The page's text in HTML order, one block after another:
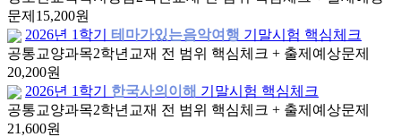
문제 15,200원
2026년 1학기
테마가있는음악여행 기말시험 핵심체크
공통교양과목2학년 교재 전 범위 핵심체크 + 출제예상문제
20,200원
2026년 1학기
한국사의이해 기말시험 핵심체크
공통교양과목2학년 교재 전 범위 핵심체크 + 출제예상문제
21,600원